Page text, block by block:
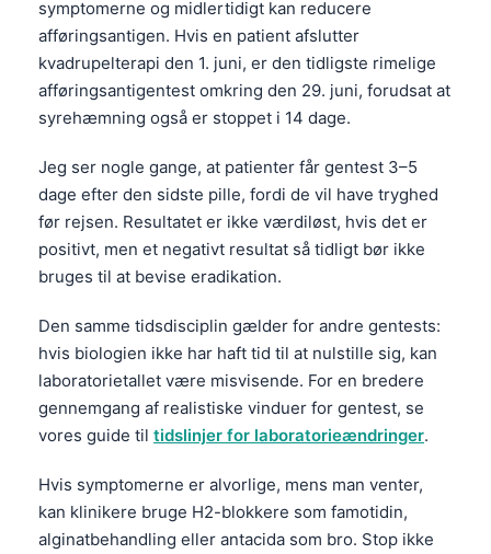
symptomerne og midlertidigt kan reducere
afføringsantigen. Hvis en patient afslutter
kvadrupelterapi den 1. juni, er den tidligste rimelige
afføringsantigentest omkring den 29. juni, forudsat at
syrehæmning også er stoppet i 14 dage.
Jeg ser nogle gange, at patienter får gentest 3–5
dage efter den sidste pille, fordi de vil have tryghed
før rejsen. Resultatet er ikke værdiløst, hvis det er
positivt, men et negativt resultat så tidligt bør ikke
bruges til at bevise eradikation.
Den samme tidsdisciplin gælder for andre gentests:
hvis biologien ikke har haft tid til at nulstille sig, kan
laboratorietallet være misvisende. For en bredere
gennemgang af realistiske vinduer for gentest, se
vores guide til tidslinjer for laboratorieændringer.
Hvis symptomerne er alvorlige, mens man venter,
kan klinikere bruge H2-blokkere som famotidin,
alginatbehandling eller antacida som bro. Stop ikke
پښتو
سنڌي
অসমীয়া
Galego
Latviešu valoda
Euskara
Occitan
العربية المغربية
Afrikaans
Монгол
ພາສາລາວ
Basa Jawa